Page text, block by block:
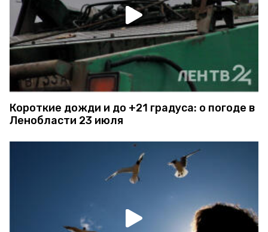
Короткие дожди и до +21 градуса: о погоде в
Ленобласти 23 июля